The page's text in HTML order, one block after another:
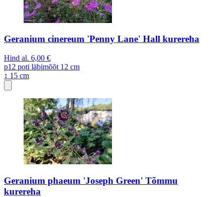
Geranium cinereum 'Penny Lane' Hall kurereha
Hind al. 6,00 €
p12 poti läbimõõt 12 cm
↕ 15 cm
Geranium phaeum 'Joseph Green' Tõmmu
kurereha